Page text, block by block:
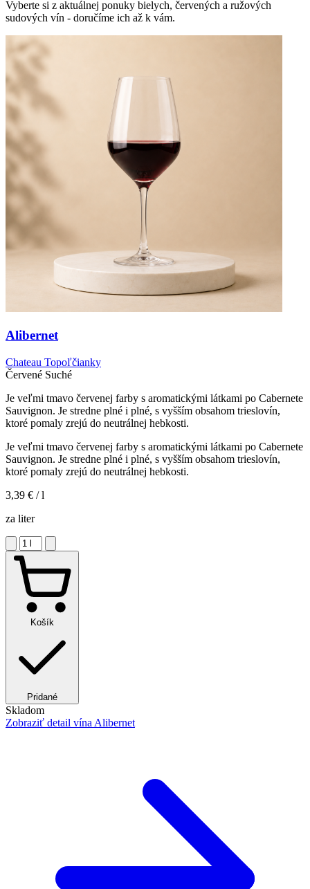
Vyberte si z aktuálnej ponuky bielych, červených a ružových
sudových vín - doručíme ich až k vám.
Alibernet
Chateau Topoľčianky
Červené Suché
Je veľmi tmavo červenej farby s aromatickými látkami po Cabernete
Sauvignon. Je stredne plné i plné, s vyšším obsahom trieslovín,
ktoré pomaly zrejú do neutrálnej hebkosti.
Je veľmi tmavo červenej farby s aromatickými látkami po Cabernete
Sauvignon. Je stredne plné i plné, s vyšším obsahom trieslovín,
ktoré pomaly zrejú do neutrálnej hebkosti.
3,39 € / l
za liter
Košík
Pridané
Skladom
Zobraziť detail vína Alibernet